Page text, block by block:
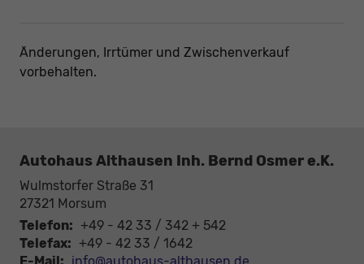
Änderungen, Irrtümer und Zwischenverkauf
vorbehalten.
Autohaus Althausen Inh. Bernd Osmer e.K.
Wulmstorfer Straße 31
27321 Morsum
Telefon: +49 - 42 33 / 342 + 542
Telefax: +49 - 42 33 / 1642